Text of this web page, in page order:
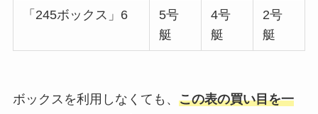
「245ボックス」6
5号
艇
4号
艇
2号
艇
ボックスを利用しなくても、 この表の買い目を一